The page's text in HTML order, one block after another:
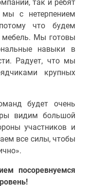
так и ребят
с нетерпением
что будем
мебель. Мы готовы
навыки в
Радует, что мы
крупных
будет очень
видим большой
участников и
все силы, чтобы
посоревнуемся